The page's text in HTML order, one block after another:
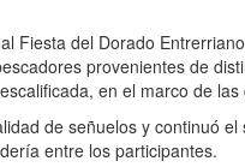
Fiesta del Dorado
provenientes de
en el marco de
de señuelos y continuó
entre los participantes.